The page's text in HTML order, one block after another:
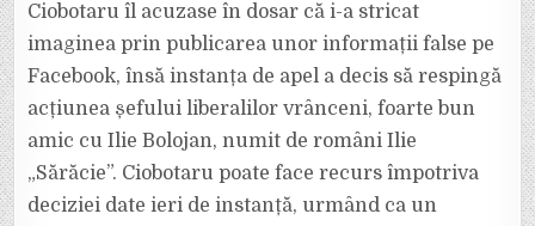
Ciobotaru îl acuzase în dosar că i-a stricat
imaginea prin publicarea unor informații false pe
Facebook, însă instanța de apel a decis să respingă
acțiunea șefului liberalilor vrânceni, foarte bun
amic cu Ilie Bolojan, numit de români Ilie
„Sărăcie”. Ciobotaru poate face recurs împotriva
deciziei date ieri de instanță, urmând ca un